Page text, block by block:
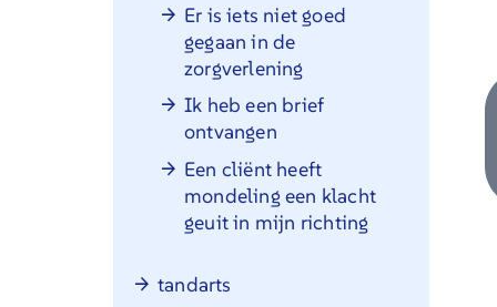
Er is iets niet goed
gegaan in de
zorgverlening
Ik heb een brief
ontvangen
Een cliënt heeft
mondeling een klacht
geuit in mijn richting
tandarts